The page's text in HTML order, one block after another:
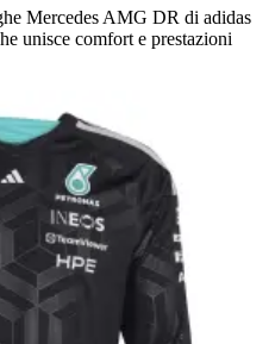
Mercedes AMG DR di adidas
unisce comfort e prestazioni